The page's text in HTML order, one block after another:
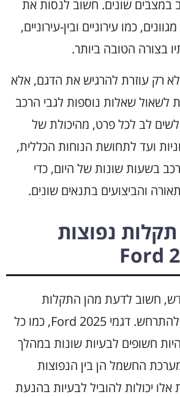
במצבים שונים. חשוב לנסות את
כמו עירוניים ובין-עירוניים,
בצורה הטובה ביותר.
רק עוזרת להרגיש את הדגם, אלא
לשאול שאלות נוספות לגבי הרכב
לב לכל פרט, מהיכולת של
ועד לתחושת הנוחות הכללית,
בשעות שונות של היום, כדי
והביצועים בתנאים שונים.
נפוצות
חשוב לדעת מהן התקלות
הנפוצות שעלולות להתרחש. דגמי Ford 2025, כמו כל
חשופים לבעיות שונות במהלך
החשמל הן בין הנפוצות
יכולות להוביל לבעיות בהנעת